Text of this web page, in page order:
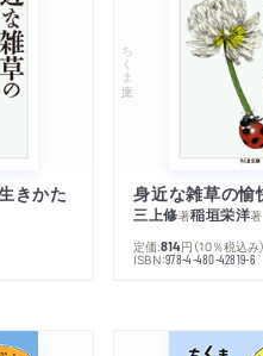
きかた
ちくま文庫
身近な雑草の愉
三上修著稲垣栄洋著
定価:814円 （10％税込み）
ISBN:978-4-480-42819-6